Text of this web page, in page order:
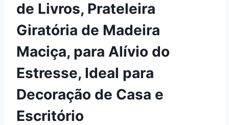
de Livros, Prateleira
Giratória de Madeira
Maciça, para Alívio do
Estresse, Ideal para
Decoração de Casa e
Escritório